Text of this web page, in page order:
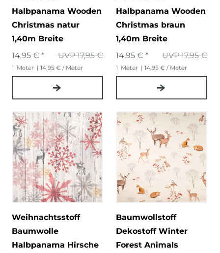
Halbpanama Wooden
Christmas natur
1,40m Breite
UVP 17,95 €
14,95 € *
1 Meter | 14,95 € / Meter
Halbpanama Wooden
Christmas braun
1,40m Breite
UVP 17,95 €
14,95 € *
1 Meter | 14,95 € / Meter
Weihnachtsstoff
Baumwolle
Halbpanama Hirsche
Baumwollstoff
Dekostoff Winter
Forest Animals